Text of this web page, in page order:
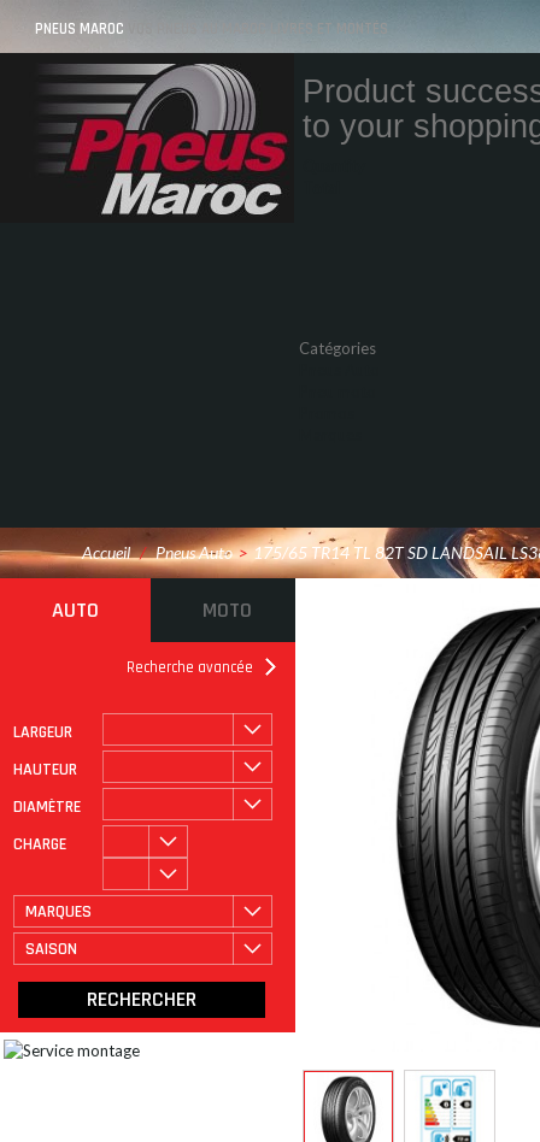
PNEUS MAROC VOS PNEUS AU MAROC LIVRÉS ET MONTÉS
Product
to your
Catégories
Accueil / Pneus Auto > 175/65 TR14 TL 82T SD LANDSAIL
AUTO MOTO
Recherche avancée
LARGEUR
HAUTEUR
DIAMÈTRE
CHARGE
MARQUES
SAISON
ROULAGE À PLAT